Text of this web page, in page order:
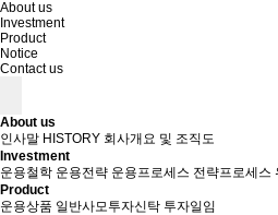
About us
Investment
Product
Notice
Contact us
About us
인사말 HISTORY 회사개요 및 조직도
Investment
운용철학 운용전략 운용프로세스 전략프로세스
Product
운용상품 일반사모투자신탁 투자일임